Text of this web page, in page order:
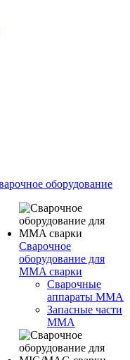
оборудование
Сварочное
оборудование для
MMA сварки
Сварочные
аппараты MMA
Запасные части
MMA